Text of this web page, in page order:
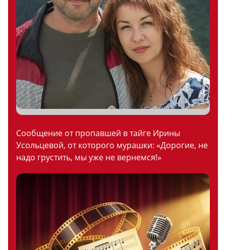
Сообщение от пропавшей в тайге Ирины
Усольцевой, от которого мурашки: «Дорогие, не
надо грустить, мы уже не вернемся!»